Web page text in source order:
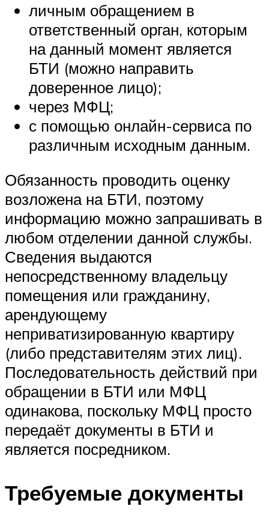
личным обращением в
ответственный орган, которым
на данный момент является
БТИ (можно направить
доверенное лицо);
через МФЦ;
с помощью онлайн-сервиса по
различным исходным данным.
Обязанность проводить оценку
возложена на БТИ, поэтому
информацию можно запрашивать в
любом отделении данной службы.
Сведения выдаются
непосредственному владельцу
помещения или гражданину,
арендующему
неприватизированную квартиру
(либо представителям этих лиц).
Последовательность действий при
обращении в БТИ или МФЦ
одинакова, поскольку МФЦ просто
передаёт документы в БТИ и
является посредником.
Требуемые документы